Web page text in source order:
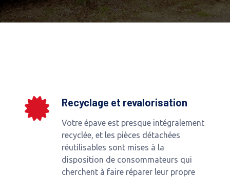
Recyclage et revalorisation
Votre épave est presque intégralement
recyclée, et les pièces détachées
réutilisables sont mises à la
disposition de consommateurs qui
cherchent à faire réparer leur propre